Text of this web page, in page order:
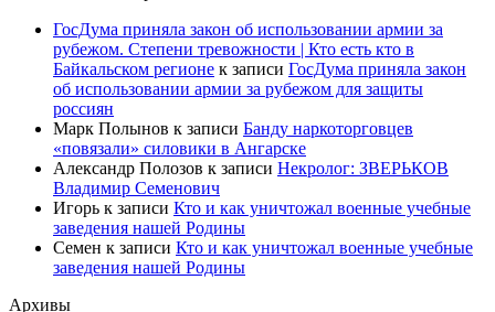
ГосДума приняла закон об использовании армии за
рубежом. Степени тревожности | Кто есть кто в
Байкальском регионе к записи ГосДума приняла закон
об использовании армии за рубежом для защиты
россиян
Марк Полынов к записи Банду наркоторговцев
«повязали» силовики в Ангарске
Александр Полозов к записи Некролог: ЗВЕРЬКОВ
Владимир Семенович
Игорь к записи Кто и как уничтожал военные учебные
заведения нашей Родины
Семен к записи Кто и как уничтожал военные учебные
заведения нашей Родины
Архивы